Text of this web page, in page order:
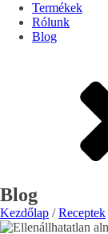
Termékek
Rólunk
Blog
Blog
Kezdőlap /Receptek